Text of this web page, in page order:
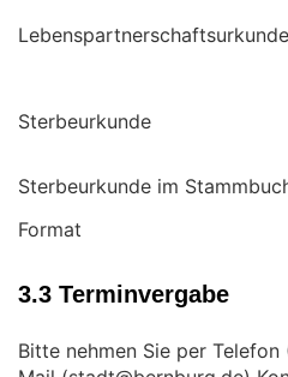
Lebenspartnerschaftsurkunde
Sterbeurkunde
Sterbeurkunde im
Format
3.3 Terminvergabe
Bitte nehmen Sie per Telefon